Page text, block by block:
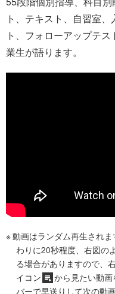
ト、テキスト、自習室
ト、フォローアップテ
業生が語ります。
動画はランダム再生され
わりに20秒程度、右図の
る場合がありますので、
イコン
から見たい動
バーで早送りして次の動